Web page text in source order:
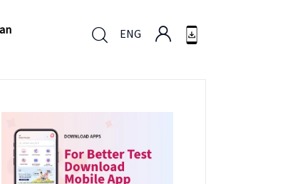
ENG